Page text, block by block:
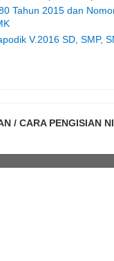
Tahun 2015 dan
V.2016 SD, SMP,
/ CARA PENGISIAN